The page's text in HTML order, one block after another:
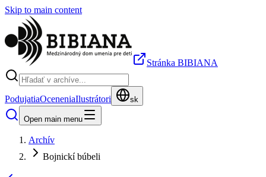
Skip to main content
Stránka BIBIANA
PodujatiaOceneniaIlustrátori sk
Open main menu
Archív
Bojnickí búbeli